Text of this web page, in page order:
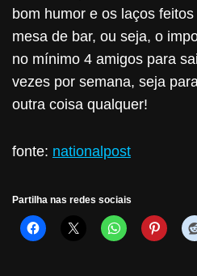
bom humor e os laços
mesa de bar, ou seja, o
no mínimo 4 amigos para
vezes por semana, seja
outra coisa qualquer!
fonte: nationalpost
Partilha nas redes sociais